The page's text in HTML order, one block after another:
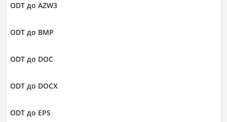
ODT до AZW3
ODT до BMP
ODT до DOC
ODT до DOCX
ODT до EPS